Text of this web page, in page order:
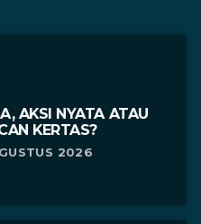
AKSI NYATA ATAU
KERTAS?
2026